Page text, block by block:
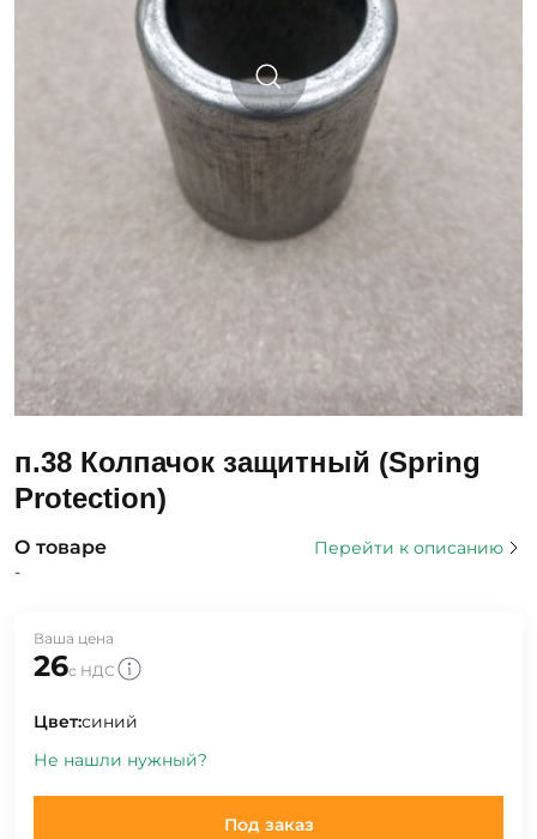
п.38 Колпачок защитный (Spring
Protection)
О товаре
Перейти к описанию
-
Ваша цена
26с НДС
Цвет:синий
Не нашли нужный?
Под заказ